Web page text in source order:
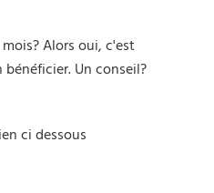
Alors oui, c'est
Un conseil?
ci dessous